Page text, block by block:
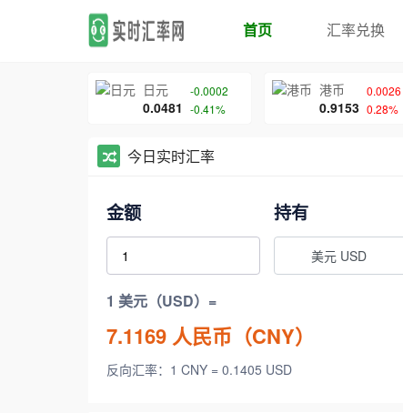
首页 汇率兑换
日元
0.0481
-0.0002
-0.41%
港币
0.9153
0.0026
0.28%
今日实时汇率
金额 持有
美元 USD
1 美元（USD）=
7.1169 人民币（CNY）
反向汇率：1 CNY = 0.1405 USD